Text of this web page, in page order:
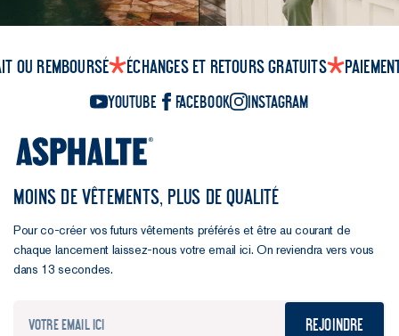
ou remboursé Échanges et retours gratuits
YouTube Facebook Instagram
MOINS DE VÊTEMENTS, PLUS DE QUALITÉ
Pour co-créer vos futurs vêtements préférés et être au courant de
chaque lancement laissez-nous votre email ici. On reviendra vers vous
dans 13 secondes.
Rejoindre